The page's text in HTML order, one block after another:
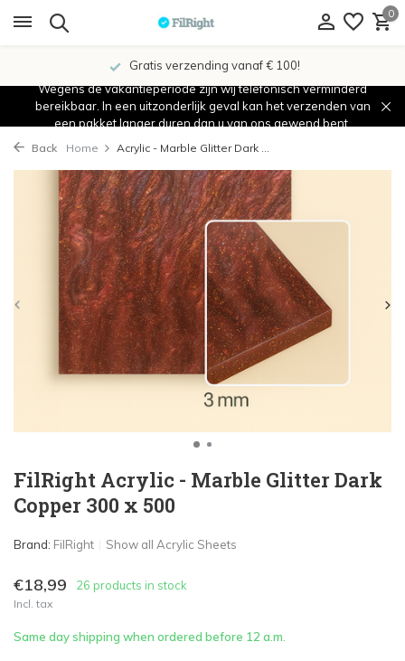
0
Gratis verzending vanaf € 100!
Wegens de vakantieperiode zijn wij telefonisch verminderd
bereikbaar. In een uitzonderlijk geval kan het verzenden van
een pakket langer duren dan u van ons gewend bent.
Back Home Acrylic - Marble Glitter Dark ...
FilRight Acrylic - Marble Glitter Dark
Copper 300 x 500
Brand: FilRight Show all Acrylic Sheets
€18,99 26 products in stock
Incl. tax
Same day shipping when ordered before 12 a.m.